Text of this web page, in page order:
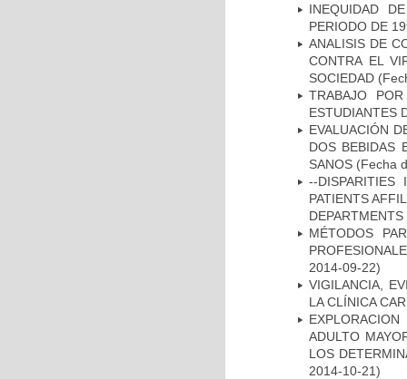
INEQUIDAD
PERIODO DE
ANALISIS DE
CONTRA EL
SOCIEDAD
TRABAJO
ESTUDIANTES
EVALUACIÓN
DOS BEBIDAS
SANOS (Fecha
--DISPARITIES
PATIENTS
MÉTODOS
2014-09-22)
VIGILANCIA,
LA CLÍNICA
ADULTO
LOS
2014-10-21)